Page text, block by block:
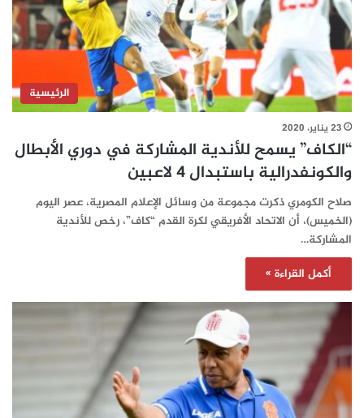
الرئيسية
23 يناير، 2020
“الكاف” يسمح للأندية المشاركة في دوري الأبطال
والكونفدرالية باستبدال 4 لاعبين
صلاح الكومري ذكرت مجموعة من وسائل الإعلام المصرية، عصر اليوم
(الخميس)، أن الاتحاد الأفريقي لكرة القدم “كاف”، رخص للأندية
المشاركة…
أكمل القراءة »